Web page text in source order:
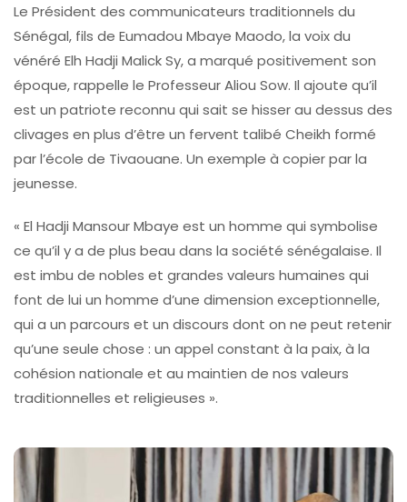
Le Président des communicateurs traditionnels du
Sénégal, fils de Eumadou Mbaye Maodo, la voix du
vénéré Elh Hadji Malick Sy, a marqué positivement son
époque, rappelle le Professeur Aliou Sow. Il ajoute qu’il
est un patriote reconnu qui sait se hisser au dessus des
clivages en plus d’être un fervent talibé Cheikh formé
par l’école de Tivaouane. Un exemple à copier par la
jeunesse.
« El Hadji Mansour Mbaye est un homme qui symbolise
ce qu’il y a de plus beau dans la société sénégalaise. Il
est imbu de nobles et grandes valeurs humaines qui
font de lui un homme d’une dimension exceptionnelle,
qui a un parcours et un discours dont on ne peut retenir
qu’une seule chose : un appel constant à la paix, à la
cohésion nationale et au maintien de nos valeurs
traditionnelles et religieuses ».